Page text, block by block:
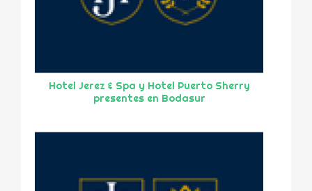
Hotel Jerez & Spa y Hotel Puerto Sherry
presentes en Bodasur